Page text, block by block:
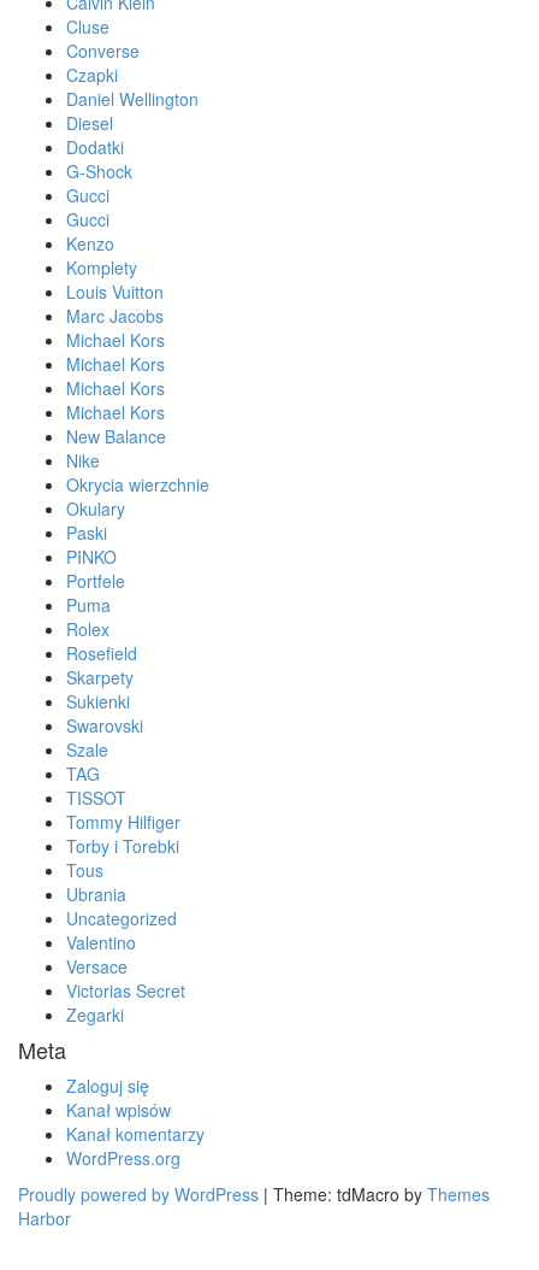
Cluse
Converse
Czapki
Daniel Wellington
Diesel
Dodatki
G-Shock
Gucci
Gucci
Kenzo
Komplety
Louis Vuitton
Marc Jacobs
Michael Kors
Michael Kors
Michael Kors
Michael Kors
New Balance
Nike
Okrycia wierzchnie
Okulary
Paski
PINKO
Portfele
Puma
Rolex
Rosefield
Skarpety
Sukienki
Swarovski
Szale
TAG
TISSOT
Tommy Hilfiger
Torby i Torebki
Tous
Ubrania
Uncategorized
Valentino
Versace
Victorias Secret
Zegarki
Meta
Zaloguj się
Kanał wpisów
Kanał komentarzy
WordPress.org
Proudly powered by WordPress | Theme: tdMacro by Themes
Harbor